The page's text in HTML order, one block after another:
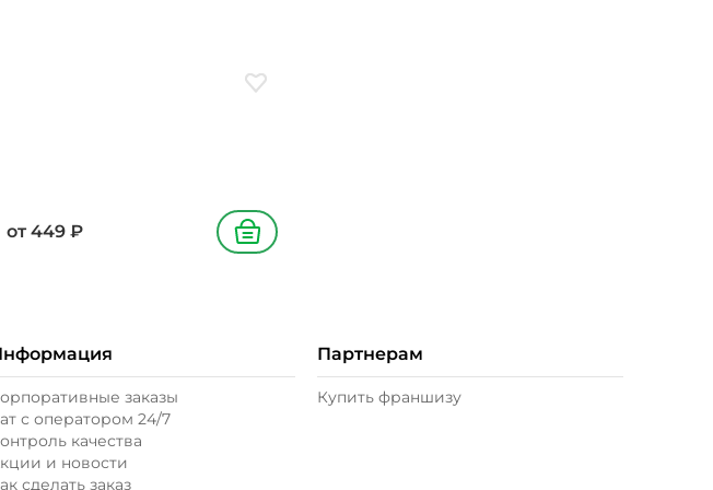
Добавить в избранное
от 449 ₽ В корзину
заказы
с оператором 24/7
качества
и новости
сделать заказ
Партнерам
Купить франшизу